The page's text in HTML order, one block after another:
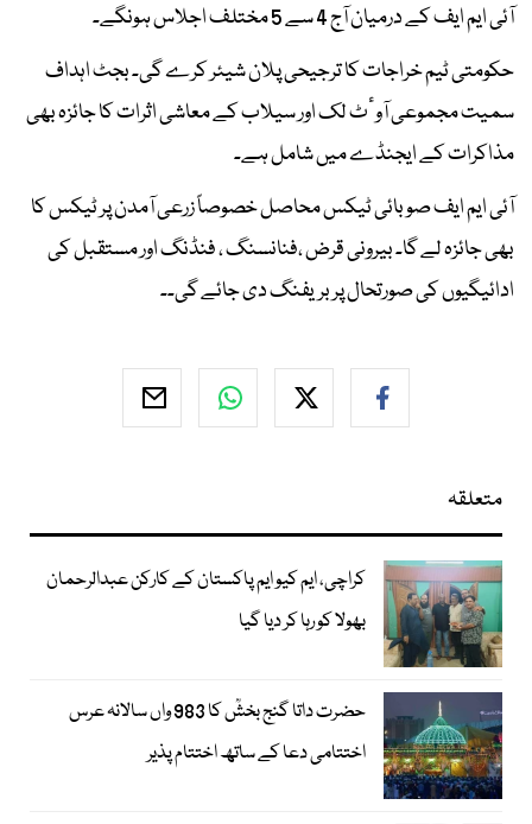
آئی ایم ایف کے درمیان آج 4 سے 5 مختلف اجلاس ہونگے۔
حکومتی ٹیم خراجات کا ترجیحی پلان شیئر کرے گی۔ بجٹ اہداف
سمیت مجموعی آوٴٹ لک اور سیلاب کے معاشی اثرات کا جائزہ بھی
مذاکرات کے ایجنڈے میں شامل ہے۔
آئی ایم ایف صوبائی ٹیکس محاصل خصوصاً زرعی آمدن پر ٹیکس کا
بھی جائزہ لے گا۔ بیرونی قرض ،فنانسنگ ، فنڈنگ اور مستقبل کی
ادائیگیوں کی صورتحال پر بریفنگ دی جائے گی۔۔
متعلقہ
کراچی، ایم کیو ایم پاکستان کے کارکن عبدالرحمان
بھولا کو رہا کر دیا گیا
حضرت داتا گنج بخشؒ کا 983 واں سالانہ عرس
اختتامی دعا کے ساتھ اختتام پذیر